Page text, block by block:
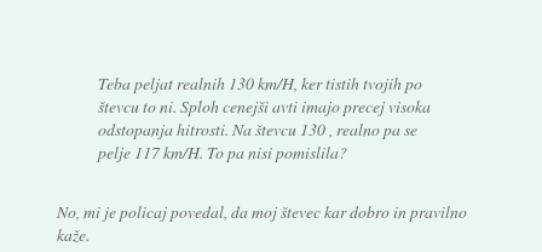
Teba peljat realnih 130 km/H, ker tistih tvojih po
števcu to ni. Sploh cenejši avti imajo precej visoka
odstopanja hitrosti. Na števcu 130 , realno pa se
pelje 117 km/H. To pa nisi pomislila?
No, mi je policaj povedal, da moj števec kar dobro in pravilno
kaže.